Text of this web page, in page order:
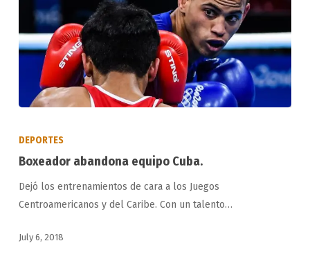
abandona
Cuba.
DEPORTES
Boxeador abandona equipo Cuba.
Dejó los entrenamientos de cara a los Juegos
Centroamericanos y del Caribe. Con un talento…
July 6, 2018